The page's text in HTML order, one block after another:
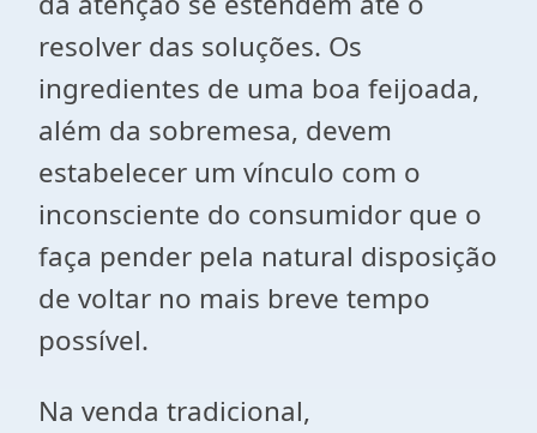
resolver das soluções. Os
ingredientes de uma boa feijoada,
além da sobremesa, devem
estabelecer um vínculo com o
inconsciente do consumidor que o
faça pender pela natural disposição
de voltar no mais breve tempo
possível.
Na venda tradicional,